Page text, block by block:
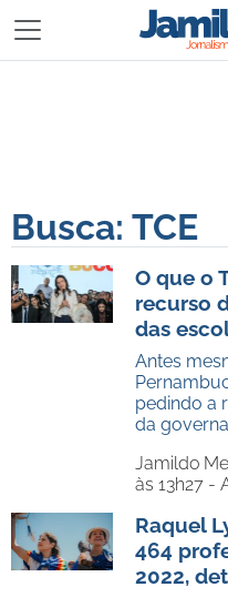
Busca: TCE
O que o
recurso
das
Antes
pedindo a
da
Jamildo
às 13h27 -
Raquel
464
2022,